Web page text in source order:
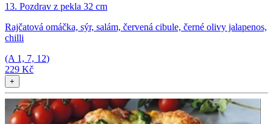
13. Pozdrav z pekla 32 cm
Rajčatová omáčka, sýr, salám, červená cibule, černé olivy jalapenos,
chilli
(A 1, 7, 12)
229 Kč
+